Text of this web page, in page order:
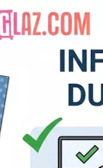
MACHINES
Cardstock
Ils
et du
précises
Si vous
de la